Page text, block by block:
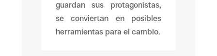
guardan sus protagonistas,
se conviertan en posibles
herramientas para el cambio.